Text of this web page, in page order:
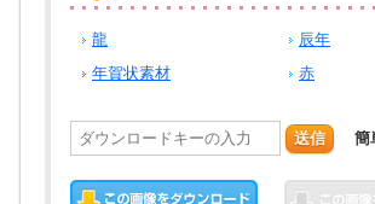
龍 辰年
年賀状素材
赤
送信 簡